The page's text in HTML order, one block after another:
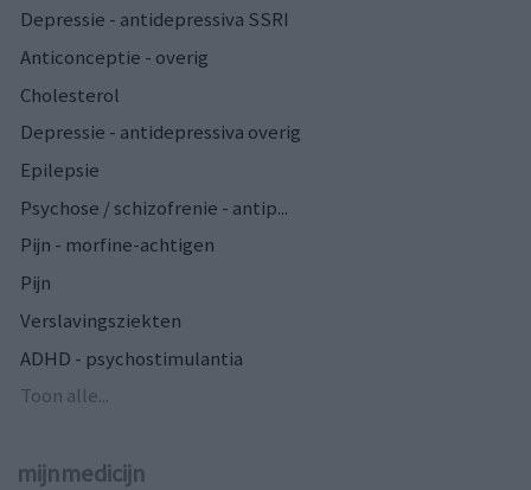
Depressie - antidepressiva SSRI
Anticonceptie - overig
Cholesterol
Depressie - antidepressiva overig
Epilepsie
Psychose / schizofrenie - antip...
Pijn - morfine-achtigen
Pijn
Verslavingsziekten
ADHD - psychostimulantia
Toon alle...
mijnmedicijn